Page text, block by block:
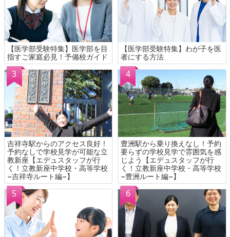
【医学部受験特集】医学部を目
指すご家庭必見！予備校ガイド
【医学部受験特集】わが子を医
者にする方法
吉祥寺駅からのアクセス良好！
予約なしで学校見学が可能な立
教新座【エデュスタッフが行
く！立教新座中学校・高等学校
−吉祥寺ルート編−】
豊洲駅から乗り換えなし！予約
要らずの学校見学で雰囲気を感
じよう【エデュスタッフが行
く！立教新座中学校・高等学校
−豊洲ルート編−】